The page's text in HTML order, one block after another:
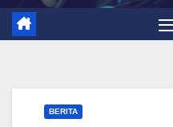
BERITA